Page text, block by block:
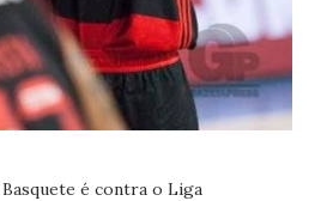
é contra o Liga